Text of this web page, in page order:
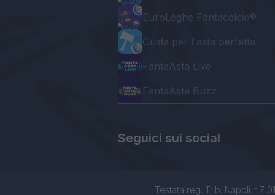
EuroLeghe Fantacalcio®
Guida per l'asta perfetta
FantaAsta Live
FantaAsta Buzz
Seguici sui social
Testata reg. Trib. Napoli n.7